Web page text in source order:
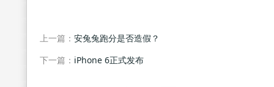
上一篇： 安兔兔跑分是否造假？
下一篇： iPhone 6正式发布